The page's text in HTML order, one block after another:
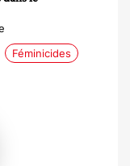
Féminicides